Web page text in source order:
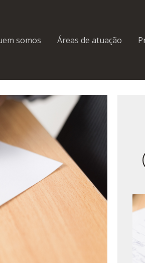
somos Áreas de atuação